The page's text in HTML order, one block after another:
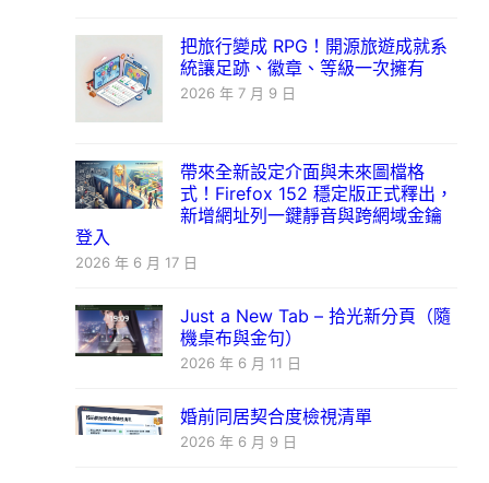
把旅行變成 RPG！開源旅遊成就系
統讓足跡、徽章、等級一次擁有
2026 年 7 月 9 日
帶來全新設定介面與未來圖檔格
式！Firefox 152 穩定版正式釋出，
新增網址列一鍵靜音與跨網域金鑰
登入
2026 年 6 月 17 日
Just a New Tab – 拾光新分頁（隨
機桌布與金句）
2026 年 6 月 11 日
婚前同居契合度檢視清單
2026 年 6 月 9 日